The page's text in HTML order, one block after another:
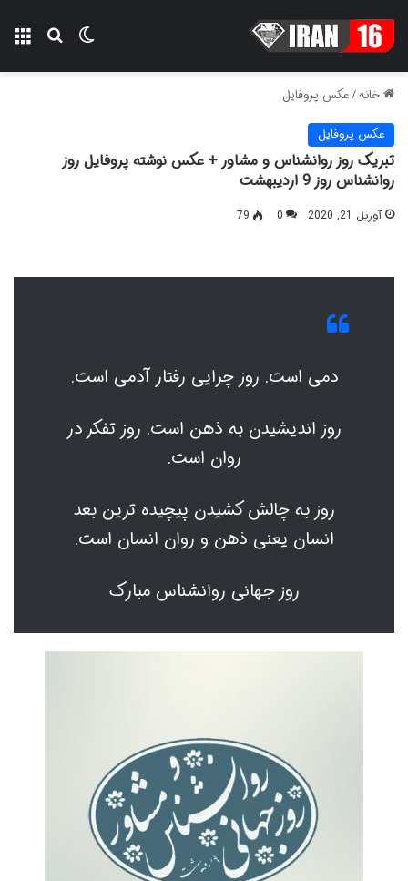
تغییر پوسته
خانه/عکس پروفایل
عکس پروفایل
تبریک روز روانشناس و مشاور + عکس نوشته پروفایل روز
روانشناس روز 9 اردیبهشت
آوریل 21, 2020 0
79
دمی است. روز چرایی رفتار آدمی است.
روز اندیشیدن به ذهن است. روز تفکر در
روان است.
روز به چالش کشیدن پیچیده ترین بعد
انسان یعنی ذهن و روان انسان است.
روز جهانی روانشناس مبارک